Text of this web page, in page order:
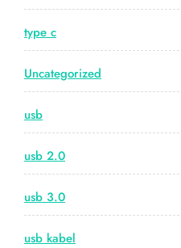
type c
Uncategorized
usb
usb 2.0
usb 3.0
usb kabel